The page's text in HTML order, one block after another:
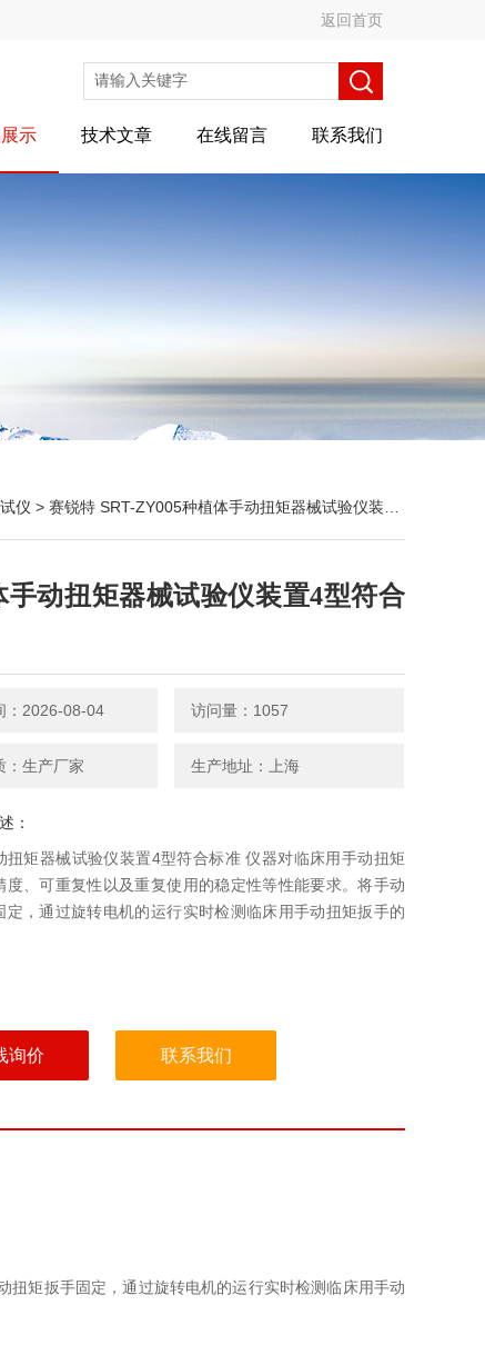
返回首页
示 技术文章 在线留言 联系我们
仪 > 赛锐特 SRT-ZY005种植体手动扭矩器械试验仪装置4型符合标准
手动扭矩器械试验仪装置4型符合
：2026-08-04 访问量：1057
：生产厂家 生产地址：上海
：
扭矩器械试验仪装置4型符合标准 仪器对临床用手动扭矩
度、可重复性以及重复使用的稳定性等性能要求。将手动
定，通过旋转电机的运行实时检测临床用手动扭矩扳手的
询价 联系我们
矩扳手固定，通过旋转电机的运行实时检测临床用手动